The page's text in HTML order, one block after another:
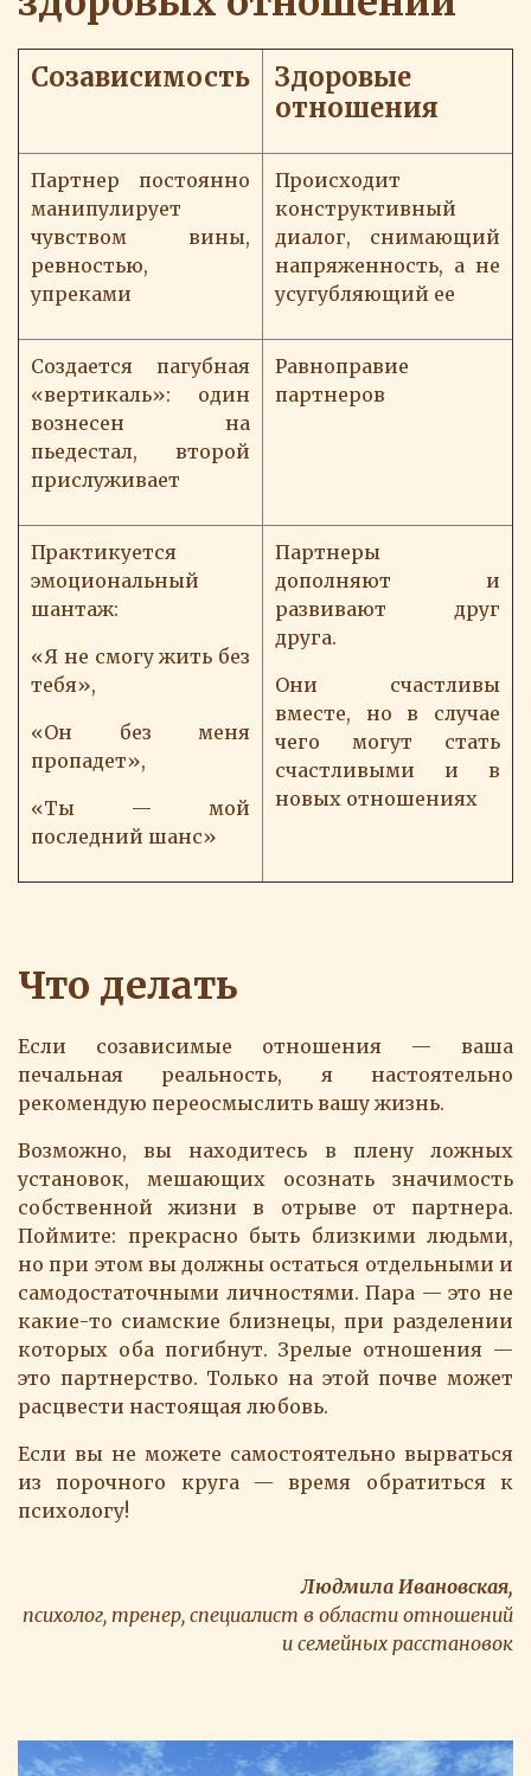
Созависимость
Здоровые
отношения
Партнер постоянно
манипулирует
чувством вины,
ревностью,
упреками
Происходит
конструктивный
диалог, снимающий
напряженность, а не
усугубляющий ее
Создается пагубная
«вертикаль»: один
вознесен на
пьедестал, второй
прислуживает
Равноправие
партнеров
Практикуется
эмоциональный
шантаж:
«Я не смогу жить без
тебя»,
«Он без меня
пропадет»,
«Ты — мой
последний шанс»
Партнеры
дополняют и
развивают друг
друга.
Они счастливы
вместе, но в случае
чего могут стать
счастливыми и в
новых отношениях
Что делать
Если созависимые отношения — ваша
печальная реальность, я настоятельно
рекомендую переосмыслить вашу жизнь.
Возможно, вы находитесь в плену ложных
установок, мешающих осознать значимость
собственной жизни в отрыве от партнера.
Поймите: прекрасно быть близкими людьми,
но при этом вы должны остаться отдельными и
самодостаточными личностями. Пара — это не
какие-то сиамские близнецы, при разделении
которых оба погибнут. Зрелые отношения —
это партнерство. Только на этой почве может
расцвести настоящая любовь.
Если вы не можете самостоятельно вырваться
из порочного круга — время обратиться к
психологу!
Людмила Ивановская,
психолог, тренер, специалист в области отношений
и семейных расстановок